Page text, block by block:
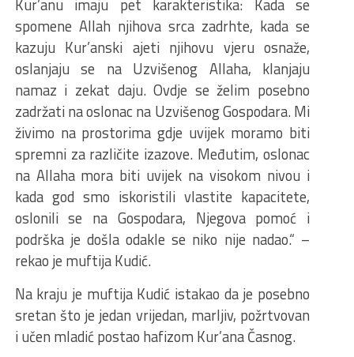
Kur’anu imaju pet karakteristika: Kada se
spomene Allah njihova srca zadrhte, kada se
kazuju Kur’anski ajeti njihovu vjeru osnaže,
oslanjaju se na Uzvišenog Allaha, klanjaju
namaz i zekat daju. Ovdje se želim posebno
zadržati na oslonac na Uzvišenog Gospodara. Mi
živimo na prostorima gdje uvijek moramo biti
spremni za različite izazove. Međutim, oslonac
na Allaha mora biti uvijek na visokom nivou i
kada god smo iskoristili vlastite kapacitete,
oslonili se na Gospodara, Njegova pomoć i
podrška je došla odakle se niko nije nadao.“ –
rekao je muftija Kudić.
Na kraju je muftija Kudić istakao da je posebno
sretan što je jedan vrijedan, marljiv, požrtvovan
i učen mladić postao hafizom Kur’ana Časnog.